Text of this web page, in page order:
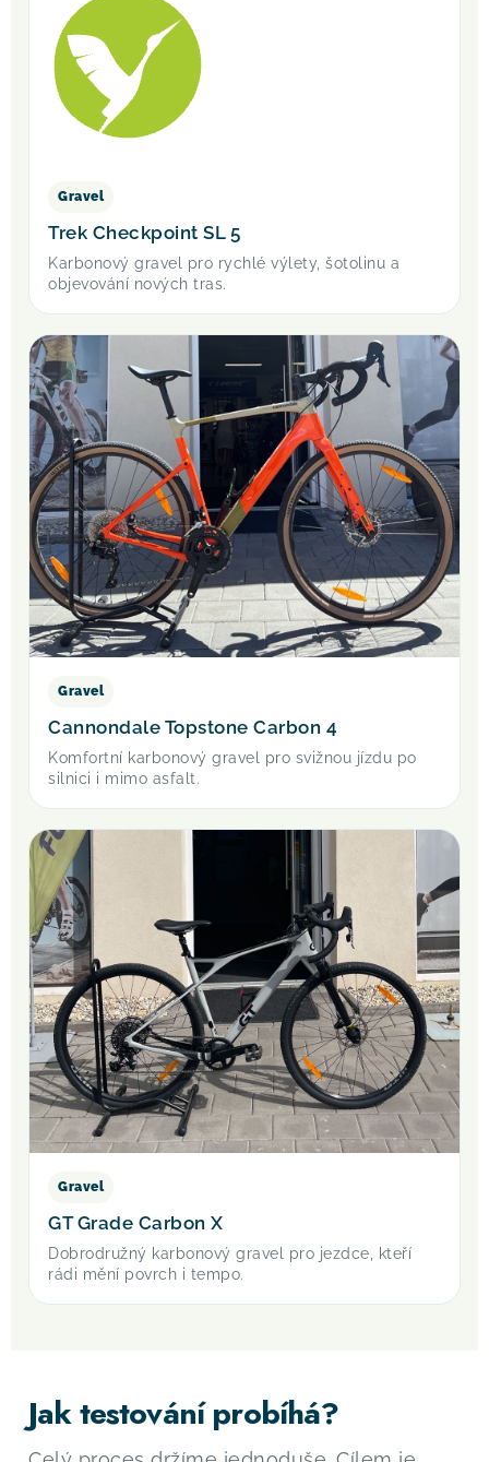
Gravel
Trek Checkpoint SL 5
Karbonový gravel pro rychlé výlety, šotolinu a
objevování nových tras.
Gravel
Cannondale Topstone Carbon 4
Komfortní karbonový gravel pro svižnou jízdu po
silnici i mimo asfalt.
Gravel
GT Grade Carbon X
Dobrodružný karbonový gravel pro jezdce, kteří
rádi mění povrch i tempo.
Jak testování probíhá?